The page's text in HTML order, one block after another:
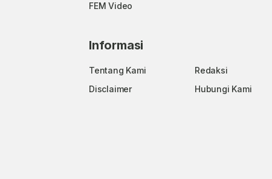
FEM Video
Informasi
Tentang Kami Redaksi
Disclaimer
Hubungi Kami